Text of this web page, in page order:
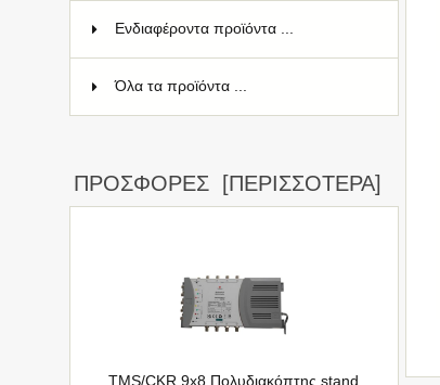
Ενδιαφέροντα προϊόντα ...
Όλα τα προϊόντα ...
ΠΡΟΣΦΟΡΈΣ [ΠΕΡΙΣΣΌΤΕΡΑ]
TMS/CKR 9x8 Πολυδιακόπτης stand